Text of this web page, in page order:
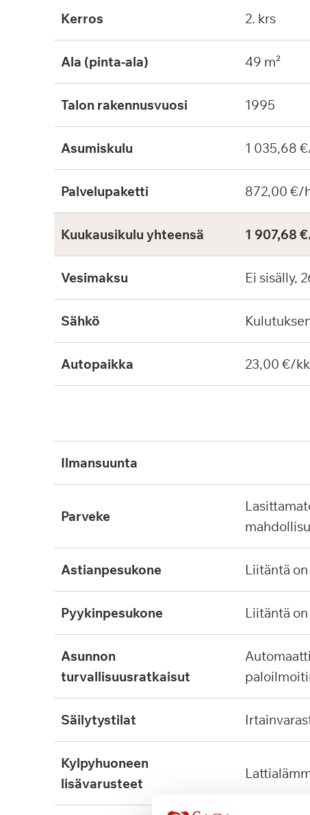
Kerros 2. krs
Ala (pinta-ala) 49 m²
Talon rakennusvuosi 1995
Asumiskulu 1 035,68
Palvelupaketti 872,00 €/
Kuukausikulu yhteensä 1 907,68
Vesimaksu Ei sisälly,
Sähkö
Autopaikka 23,00 €/kk
ilmansuunta
parveke
lasittamaton, ei lasitus
astianpesukone liitäntä on
pyykinpesukone liitäntä on
asunnon
turvallisuusratkaisut
automaattinen
säilytystilat
kylpyhuoneen
lisävarusteet